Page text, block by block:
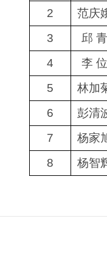
2
范庆
3
邱 青
4
李 位
5
林加
6
彭清
7
杨家
8
杨智